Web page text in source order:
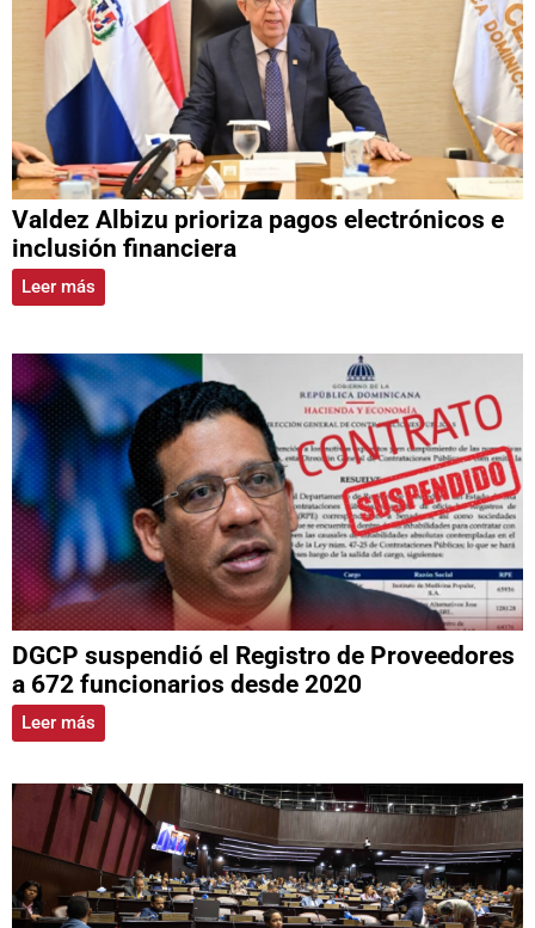
Valdez Albizu prioriza pagos electrónicos e
inclusión financiera
Leer más
DGCP suspendió el Registro de Proveedores
a 672 funcionarios desde 2020
Leer más